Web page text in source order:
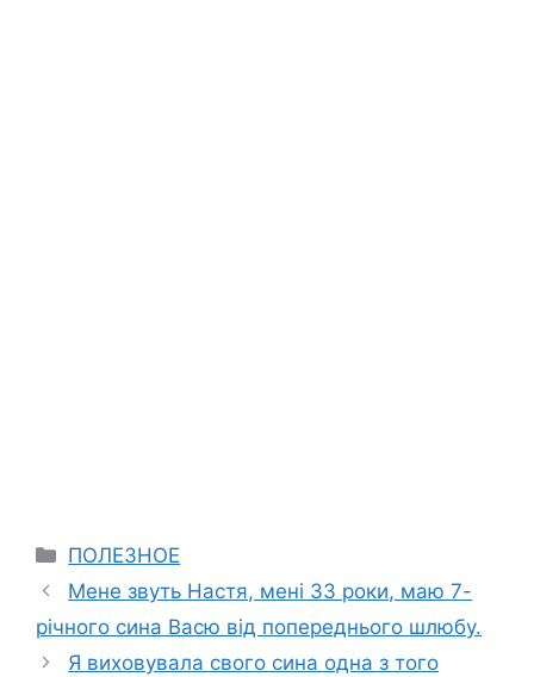
Categories
ПОЛЕЗНОЕ
Мене звуть Настя, мені 33 роки, маю 7-
річного сина Васю від попереднього шлюбу.
Я виховувала свого сина одна з того